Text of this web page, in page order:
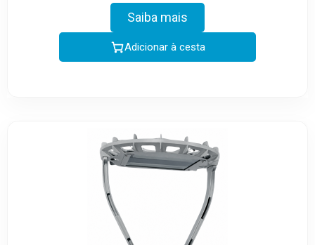
Saiba mais
Adicionar à cesta